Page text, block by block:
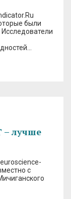
были
лучше
с